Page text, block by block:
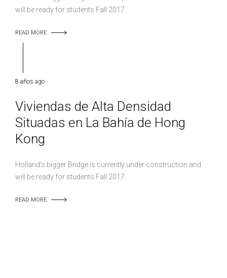
will be ready for students Fall 2017.
READ MORE
8 años ago
Viviendas de Alta Densidad
Situadas en La Bahía de Hong
Kong
Holland’s bigger Bridge is currently under construction and
will be ready for students Fall 2017.
READ MORE